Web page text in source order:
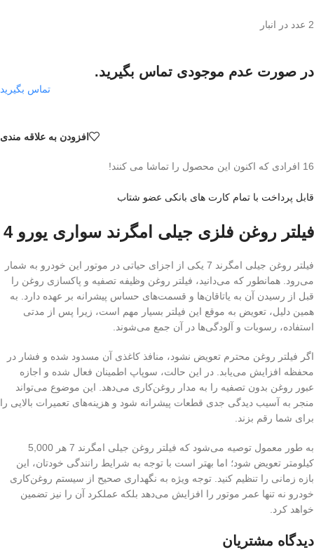
2 عدد در انبار
در صورت عدم موجودی تماس بگیرید.
تماس بگیرید
افزودن به علاقه مندی
16 افرادی که اکنون این محصول را تماشا می کنند!
قابل پرداخت با تمام کارت های بانکی عضو شتاب
فیلتر روغن فلزی جیلی امگرند سواری یورو 4
فیلتر روغن جیلی امگرند 7 یکی از اجزای حیاتی در موتور این خودرو به شمار
می‌رود. همانطور که می‌دانید، فیلتر روغن وظیفه تصفیه و پاکسازی روغن را
قبل از رسیدن آن به یاتاقان‌ها و قسمت‌های حساس پیشرانه بر عهده دارد. به
همین دلیل، تعویض به موقع این فیلتر بسیار مهم است، زیرا پس از مدتی
استفاده، رسوبات و آلودگی‌ها در آن جمع می‌شوند.
اگر فیلتر روغن محترم تعویض نشود، منافذ کاغذی آن مسدود شده و فشار در
محفظه افزایش می‌یابد. در این حالت، سوپاپ اطمینان فعال شده و اجازه
عبور روغن بدون تصفیه را به مدار روغن‌کاری می‌دهد. این موضوع می‌تواند
منجر به آسیب دیدگی جدی قطعات پیشرانه شود و هزینه‌های تعمیرات بالایی را
برای شما رقم بزند.
به طور معمول توصیه می‌شود که فیلتر روغن جیلی امگرند 7 هر 5,000
کیلومتر تعویض شود؛ اما بهتر است با توجه به شرایط رانندگی خودتان، این
بازه زمانی را تنظیم کنید. توجه ویژه به نگهداری صحیح از سیستم روغن‌کاری
خودرو نه تنها عمر موتور را افزایش می‌دهد بلکه عملکرد آن را نیز تضمین
خواهد کرد.
دیدگاه مشتریان